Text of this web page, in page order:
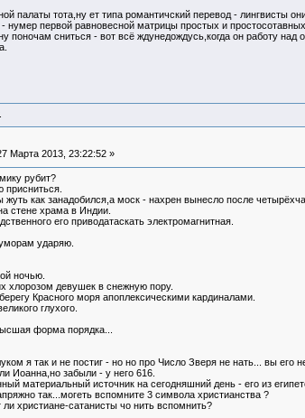
палаты тота,ну ет типа романтичский перевод - лингвисты
нумер первой равновесной матрицы простых и
поночам сниться - вот всё ждунедождусь,когда он работу над
Марта 2013, 23:22:52 »
рубит?
присниться.
жуть как занадобился,а моск - нахрен вынесло после
стене храма в Индии.
его приводатаскать электромагнитная.
ударяю.
ночью.
хлорозом девушек в снежную пору.
Красного моря апоплексическими кардиналами.
глухого.
форма порядка...
я так и не постиг - но но про Число Зверя не нать... вы его
Иоанна,но забыли - у него 616.
материальный источник на сегодняшний день - его из
так...могеть вспомните 3 символа христианства ?
христиане-сатанисты чо нить вспомнить?